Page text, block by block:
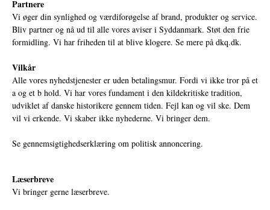
Partnere
Vi øger din synlighed og værdiforøgelse af brand, produkter og service.
Bliv partner og nå ud til alle vores aviser i Syddanmark. Støt den frie
formidling. Vi har friheden til at blive klogere. Se mere på dkq.dk.
Vilkår
Alle vores nyhedstjenester er uden betalingsmur. Fordi vi ikke tror på et
a og et b hold. Vi har vores fundament i den kildekritiske tradition,
udviklet af danske historikere gennem tiden. Fejl kan og vil ske. Dem
vil vi erkende. Vi skaber ikke nyhederne. Vi bringer dem.
Se gennemsigtighedserklæring om politisk annoncering.
Læserbreve
Vi bringer gerne læserbreve.